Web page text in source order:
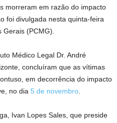
morreram em razão do impacto
foi divulgada nesta quinta-feira
Gerais (PCMG).
Médico Legal Dr. André
concluíram que as vítimas
em decorrência do impacto
no dia 5 de novembro.
Ivan Lopes Sales, que preside